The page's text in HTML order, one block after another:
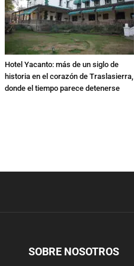
Hotel Yacanto: más de un siglo de
historia en el corazón de Traslasierra,
donde el tiempo parece detenerse
SOBRE NOSOTROS